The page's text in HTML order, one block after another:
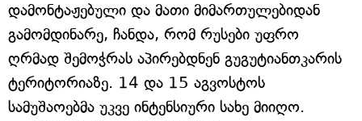
დამონტაჟებული და მათი მიმართულებიდან
გამომდინარე, ჩანდა, რომ რუსები უფრო
ღრმად შემოჭრას აპირებდნენ გუგუტიანთკარის
ტერიტორიაზე. 14 და 15 აგვოსტოს
სამუშაოებმა უკვე ინტენსიური სახე მიიღო.